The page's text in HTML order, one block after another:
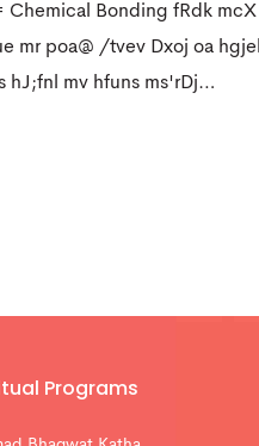
Chemical Bonding fRdk mcX
mr poa@ /tvev Dxoj oa
hJ;fnl mv hfuns ms'rDj…
Programs